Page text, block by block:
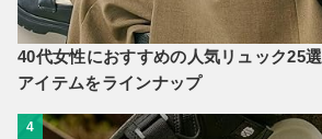
40代女性におすすめの人気リュック25
アイテムをラインナップ
4